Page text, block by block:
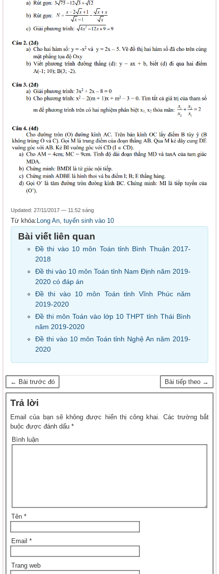
Updated: 27/11/2017 — 11:52 sáng
Từ khóa: Long An tuyển sinh vào 10
Bài viết liên quan
Đề thi vào 10 môn Toán tỉnh Bình Thuận 2017-
2018
Đề thi vào 10 môn Toán tỉnh Nam Định năm 2019-
2020 có đáp án
Đề thi vào 10 môn Toán tỉnh Vĩnh Phúc năm
2019-2020
Đề thi môn Toán vào lớp 10 THPT tỉnh Thái Bình
năm 2019-2020
Đề thi vào 10 môn Toán tỉnh Nghệ An năm 2019-
2020
← Bài trước đó Bài tiếp theo →
Trả lời
Email của bạn sẽ không được hiển thị công khai.
Các trường bắt
buộc được đánh dấu *
Bình luận
Tên *
Email *
Trang web